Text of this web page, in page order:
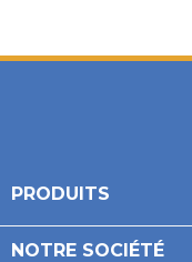
PRODUITS
NOTRE SOCIÉTÉ